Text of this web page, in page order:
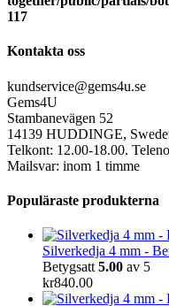
117
Kontakta oss
kundservice@gems4u.se
Gems4U
Stambanevägen 52
14139 HUDDINGE,
Telkont: 12.00-18.00.
Mailsvar: inom 1 timme
Populäraste produkterna
Silverkedja 4 mm -
Betygsatt 5.00 av 5
kr840.00